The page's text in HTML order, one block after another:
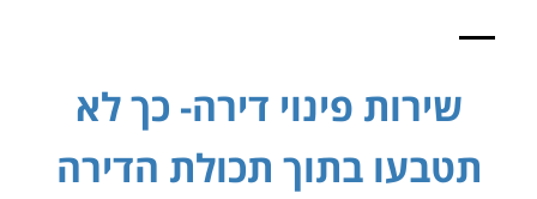
שירות פינוי דירה- כך לא
תטבעו בתוך תכולת הדירה